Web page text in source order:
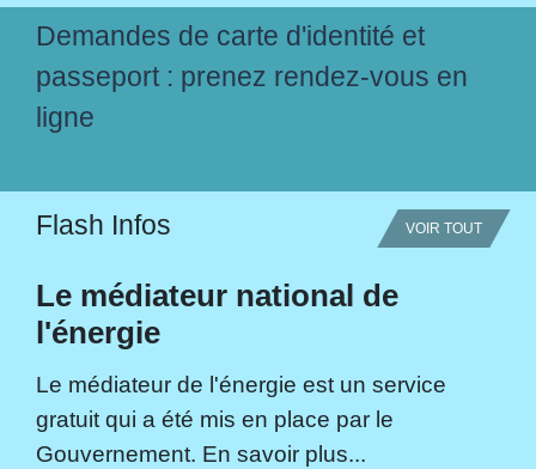
Demandes de carte d'identité et
passeport : prenez rendez-vous en
ligne
Flash Infos VOIR TOUT
Le médiateur national de
l'énergie
Le médiateur de l'énergie est un service
gratuit qui a été mis en place par le
Gouvernement. En savoir plus...